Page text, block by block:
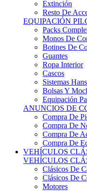
EQUIPACIÓN
Packs
Monos De
Botines De
Guantes
Ropa Interior
Cascos
Sistemas Hans
Bolsas Y
Equipación
ANUNCIOS DE
Compra De
Compra De
Compra De
Compra De
VEHÍCULOS
VEHÍCULOS
Clásicos De
Clásicos De
Motores
Cajas De